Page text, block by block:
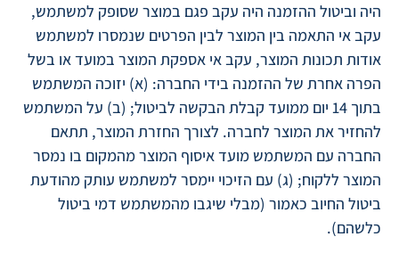
היה וביטול ההזמנה היה עקב פגם במוצר שסופק למשתמש,
עקב אי התאמה בין המוצר לבין הפרטים שנמסרו למשתמש
אודות תכונות המוצר, עקב אי אספקת המוצר במועד או בשל
הפרה אחרת של ההזמנה בידי החברה: (א) יזוכה המשתמש
בתוך 14 יום ממועד קבלת הבקשה לביטול; (ב) על המשתמש
להחזיר את המוצר לחברה. לצורך החזרת המוצר, תתאם
החברה עם המשתמש מועד איסוף המוצר מהמקום בו נמסר
המוצר ללקוח; (ג) עם הזיכוי יימסר למשתמש עותק מהודעת
ביטול החיוב כאמור (מבלי שיגבו מהמשתמש דמי ביטול
כלשהם).